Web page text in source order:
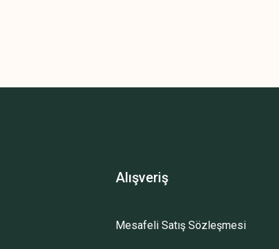
Alışveriş
Mesafeli Satış Sözleşmesi